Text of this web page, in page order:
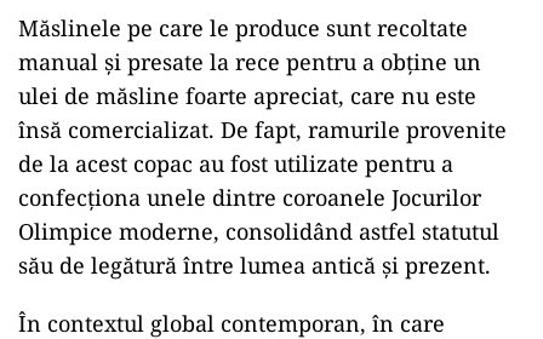
Măslinele pe care le produce sunt recoltate
manual și presate la rece pentru a obține un
ulei de măsline foarte apreciat, care nu este
însă comercializat. De fapt, ramurile provenite
de la acest copac au fost utilizate pentru a
confecționa unele dintre coroanele Jocurilor
Olimpice moderne, consolidând astfel statutul
său de legătură între lumea antică și prezent.
În contextul global contemporan, în care